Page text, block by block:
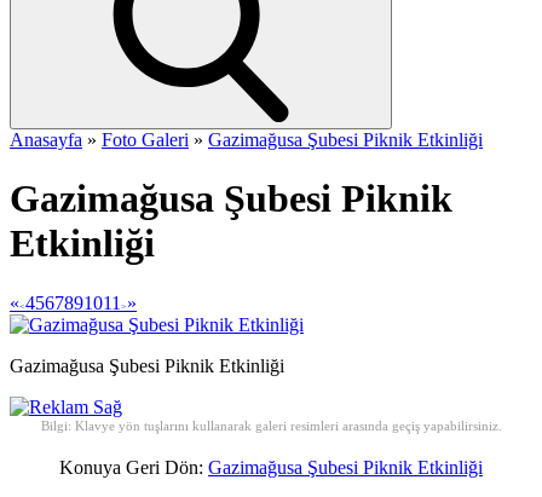
Anasayfa » Foto Galeri » Gazimağusa Şubesi Piknik Etkinliği
Gazimağusa Şubesi Piknik
Etkinliği
«<4567891011 > »
Gazimağusa Şubesi Piknik Etkinliği
Bilgi: Klavye yön tuşlarını kullanarak galeri resimleri arasında geçiş yapabilirsiniz.
Konuya Geri Dön: Gazimağusa Şubesi Piknik Etkinliği